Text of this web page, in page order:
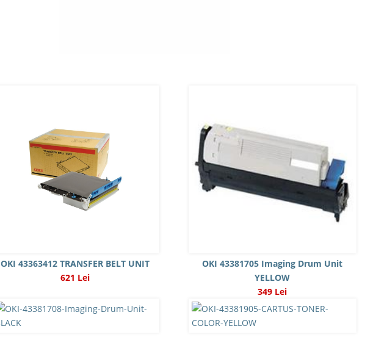
OKI 43363412 TRANSFER BELT UNIT
621 Lei
OKI 43381705 Imaging Drum Unit
YELLOW
349 Lei